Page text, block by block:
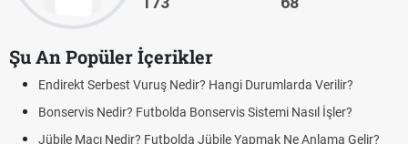
Şu An Popüler İçerikler
Endirekt Serbest Vuruş Nedir? Hangi Durumlarda Verilir?
Bonservis Nedir? Futbolda Bonservis Sistemi Nasıl İşler?
Jübile Maçı Nedir? Futbolda Jübile Yapmak Ne Anlama Gelir?